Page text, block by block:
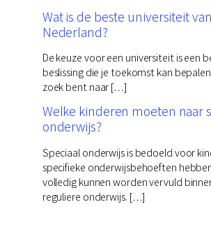
Wat is de beste universiteit van
Nederland?
De keuze voor een universiteit is een
beslissing die je toekomst kan
zoek bent naar […]
Welke kinderen moeten naar
onderwijs?
Speciaal onderwijs is bedoeld voor
specifieke onderwijsbehoeften
volledig kunnen worden vervuld
reguliere onderwijs. […]